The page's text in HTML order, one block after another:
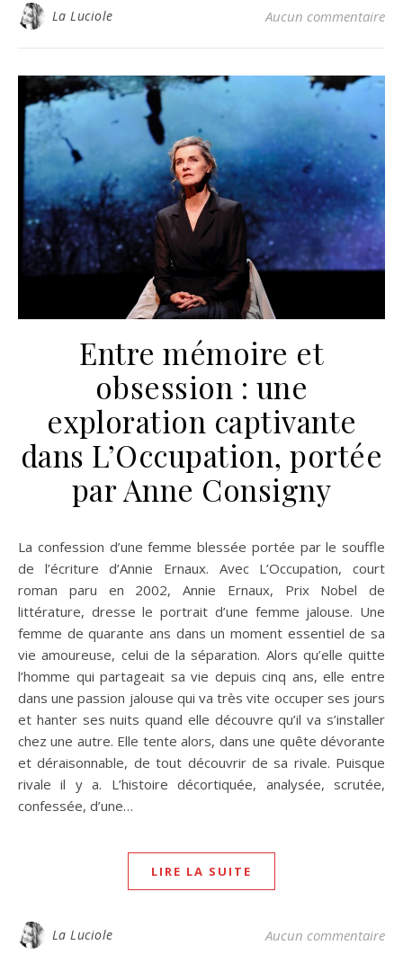
La Luciole Aucun commentaire
Entre mémoire et
obsession : une
exploration captivante
dans L’Occupation, portée
par Anne Consigny
La confession d’une femme blessée portée par le souffle
de l’écriture d’Annie Ernaux. Avec L’Occupation, court
roman paru en 2002, Annie Ernaux, Prix Nobel de
littérature, dresse le portrait d’une femme jalouse. Une
femme de quarante ans dans un moment essentiel de sa
vie amoureuse, celui de la séparation. Alors qu’elle quitte
l’homme qui partageait sa vie depuis cinq ans, elle entre
dans une passion jalouse qui va très vite occuper ses jours
et hanter ses nuits quand elle découvre qu’il va s’installer
chez une autre. Elle tente alors, dans une quête dévorante
et déraisonnable, de tout découvrir de sa rivale. Puisque
rivale il y a. L’histoire décortiquée, analysée, scrutée,
confessée, d’une…
LIRE LA SUITE
La Luciole Aucun commentaire